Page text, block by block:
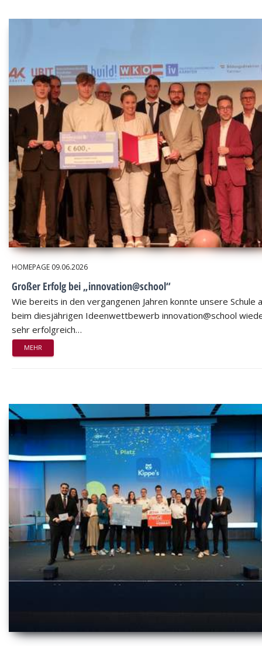
HOMEPAGE 09.06.2026
Großer Erfolg bei „innovation@school“
Wie bereits in den vergangenen Jahren konnte unsere Schule
beim diesjährigen Ideenwettbewerb innovation@school
sehr erfolgreich…
MEHR